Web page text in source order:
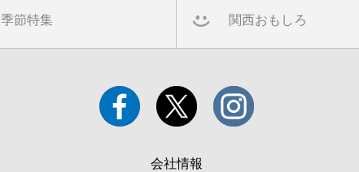
季節特集 関西おもしろ
会社情報